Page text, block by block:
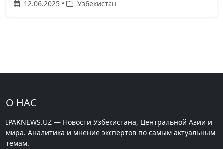
12.06.2025 • Узбекистан
О НАС
IPAKNEWS.UZ — Новости Узбекистана, Центральной Азии и
мира. Аналитика и мнение экспертов по самым актуальным
темам.